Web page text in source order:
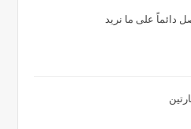
دائماً على ما نريد